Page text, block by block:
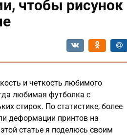
чтобы рисунок
и четкость любимого
любимая футболка с
стирок. По статистике, более
деформации принтов на
статье я поделюсь своим